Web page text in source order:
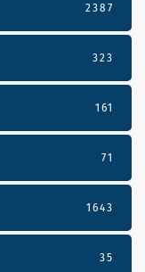
2387
323
161
71
1643
35